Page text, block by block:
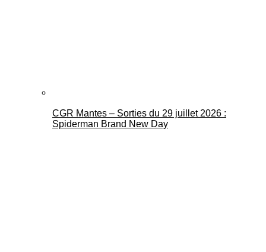
CGR Mantes – Sorties du 29 juillet 2026 :
Spiderman Brand New Day